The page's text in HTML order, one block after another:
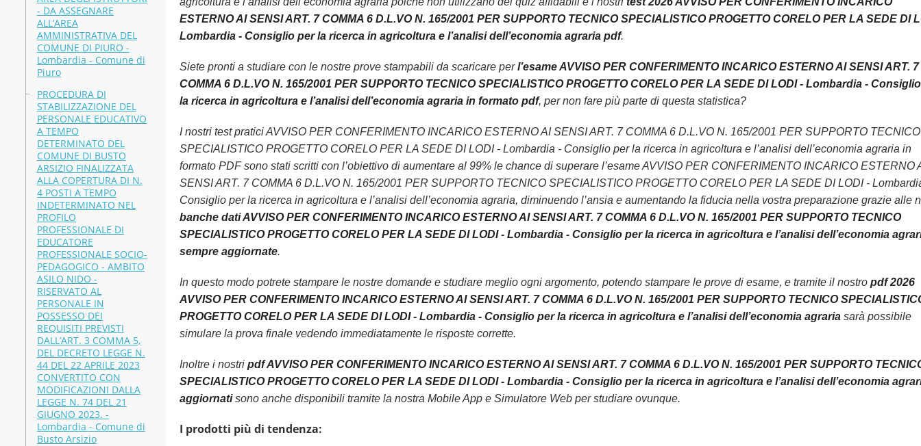
- DA ASSEGNARE
ALL’AREA
AMMINISTRATIVA DEL
COMUNE DI PIURO -
Lombardia - Comune di
Piuro
PROCEDURA DI
STABILIZZAZIONE DEL
PERSONALE EDUCATIVO
A TEMPO
DETERMINATO DEL
COMUNE DI BUSTO
ARSIZIO FINALIZZATA
ALLA COPERTURA DI N.
4 POSTI A TEMPO
INDETERMINATO NEL
PROFILO
PROFESSIONALE DI
EDUCATORE
PROFESSIONALE SOCIO-
PEDAGOGICO - AMBITO
ASILO NIDO -
RISERVATO AL
PERSONALE IN
POSSESSO DEI
REQUISITI PREVISTI
DALL’ART. 3 COMMA 5,
DEL DECRETO LEGGE N.
44 DEL 22 APRILE 2023
CONVERTITO CON
MODIFICAZIONI DALLA
LEGGE N. 74 DEL 21
GIUGNO 2023. -
Lombardia - Comune di
Busto Arsizio
ESTERNO AI SENSI ART. 7 COMMA 6 D.L.VO N. 165/2001 PER SUPPORTO TECNICO SPECIALISTICO PROGETTO CORELO PER LA SEDE DI
Lombardia - Consiglio per la ricerca in agricoltura e l’analisi dell’economia agraria pdf.
Siete pronti a studiare con le nostre prove stampabili da scaricare perl’esame AVVISO PER CONFERIMENTO INCARICO ESTERNO AI SENSI ART. 7
COMMA 6 D.L.VO N. 165/2001 PER SUPPORTO TECNICO SPECIALISTICO PROGETTO CORELO PER LA SEDE DI LODI - Lombardia -
la ricerca in agricoltura e l’analisi dell’economia agraria in formato pdf, per non fare più parte di questa statistica?
I nostri test pratici AVVISO PER CONFERIMENTO INCARICO ESTERNO AI SENSI ART. 7 COMMA 6 D.L.VO N. 165/2001 PER SUPPORTO TECNICO
SPECIALISTICO PROGETTO CORELO PER LA SEDE DI LODI - Lombardia - Consiglio per la ricerca in agricoltura e l’analisi dell’economia agraria in
formato PDF sono stati scritti con l’obiettivo di aumentare al 99% le chance di superare l’esame AVVISO PER CONFERIMENTO INCARICO ESTERNO
SENSI ART. 7 COMMA 6 D.L.VO N. 165/2001 PER SUPPORTO TECNICO SPECIALISTICO PROGETTO CORELO PER LA SEDE DI LODI -
Consiglio per la ricerca in agricoltura e l’analisi dell’economia agraria, diminuendo l’ansia e aumentando la fiducia nella vostra preparazione grazie alle
banche dati AVVISO PER CONFERIMENTO INCARICO ESTERNO AI SENSI ART. 7 COMMA 6 D.L.VO N. 165/2001 PER SUPPORTO TECNICO
SPECIALISTICO PROGETTO CORELO PER LA SEDE DI LODI - Lombardia - Consiglio per la ricerca in agricoltura e l’analisi dell’economia
sempre aggiornate.
In questo modo potrete stampare le nostre domande e studiare meglio ogni argomento, potendo stampare le prove di esame, e tramite il nostro pdf 2026
AVVISO PER CONFERIMENTO INCARICO ESTERNO AI SENSI ART. 7 COMMA 6 D.L.VO N. 165/2001 PER SUPPORTO TECNICO
PROGETTO CORELO PER LA SEDE DI LODI - Lombardia - Consiglio per la ricerca in agricoltura e l’analisi dell’economia agrariasarà possibile
simulare la prova finale vedendo immediatamente le risposte corrette.
Inoltre i nostri pdf AVVISO PER CONFERIMENTO INCARICO ESTERNO AI SENSI ART. 7 COMMA 6 D.L.VO N. 165/2001 PER SUPPORTO
SPECIALISTICO PROGETTO CORELO PER LA SEDE DI LODI - Lombardia - Consiglio per la ricerca in agricoltura e l’analisi dell’economia
aggiornatisono anche disponibili tramite la nostra Mobile App e Simulatore Web per studiare ovunque.
I prodotti più di tendenza: